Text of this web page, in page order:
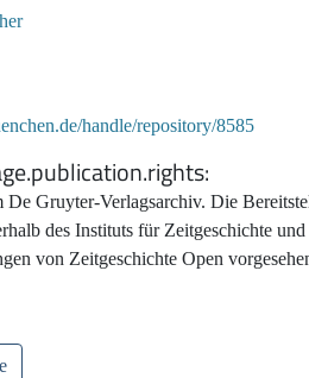
handle/repository/8585
De Gruyter-Verlagsarchiv. Die
des Instituts für Zeitgeschichte
von Zeitgeschichte Open